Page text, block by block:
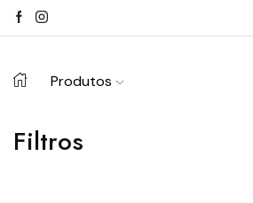
acima de 100€.
Produtos
Filtros